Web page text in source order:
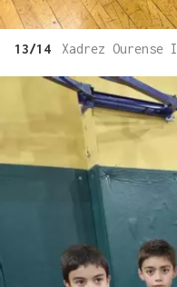
13/14 Xadrez Ourense